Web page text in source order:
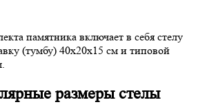
памятника включает в себя стелу
(тумбу) 40х20х15 см и типовой
размеры стелы